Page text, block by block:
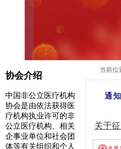
协会介绍
中国非公立医疗机构
协会是由依法获得医
疗机构执业许可的非
公立医疗机构、相关
企事业单位和社会团
体等有关组织和个人
当前位
通
关于